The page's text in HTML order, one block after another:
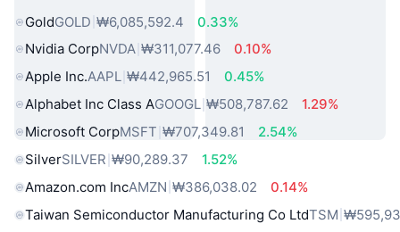
GoldGOLD ₩6,085,592.4
0.33%
Nvidia CorpNVDA ₩311,077.46
0.10%
Apple Inc.AAPL ₩442,965.51
0.45%
Alphabet Inc Class AGOOGL ₩508,787.62
1.29%
Microsoft CorpMSFT ₩707,349.81
2.54%
SilverSILVER ₩90,289.37
1.52%
Amazon.com IncAMZN ₩386,038.02
0.14%
Taiwan Semiconductor Manufacturing Co LtdTSM